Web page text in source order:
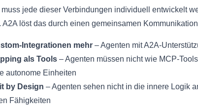
jede dieser Verbindungen individuell entwickelt
A2A löst das durch einen gemeinsamen
Integrationen mehr – Agenten mit A2A-
als Tools – Agenten müssen nicht wie MCP-
autonome Einheiten
by Design – Agenten sehen nicht in die innere Logik
Fähigkeiten